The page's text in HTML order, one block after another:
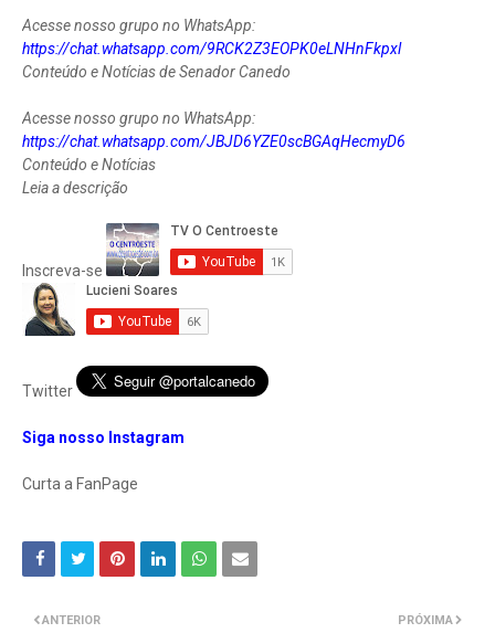
Acesse nosso grupo no WhatsApp:
https://chat.whatsapp.com/9RCK2Z3EOPK0eLNHnFkpxl
Conteúdo e Notícias de Senador Canedo
Acesse nosso grupo no WhatsApp:
https://chat.whatsapp.com/JBJD6YZE0scBGAqHecmyD6
Conteúdo e Notícias
Leia a descrição
Inscreva-se
Twitter
Siga nosso Instagram
Curta a FanPage
PRÓXIMA
ANTERIOR